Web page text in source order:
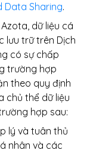
Data Sharing.
dữ liệu cá
lưu trữ trên Dịch
có sự chấp
trường hợp
theo quy định
chủ thể dữ liệu
hợp sau:
lý và tuân thủ
nhân và các